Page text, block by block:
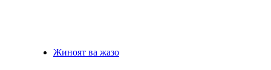
Жиноят ва жазо